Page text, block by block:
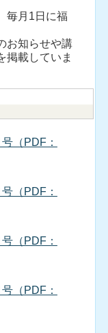
毎月1日に福
お知らせや講
掲載していま
（PDF：
（PDF：
（PDF：
（PDF：